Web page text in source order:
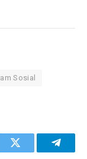
Sosial
Twitter